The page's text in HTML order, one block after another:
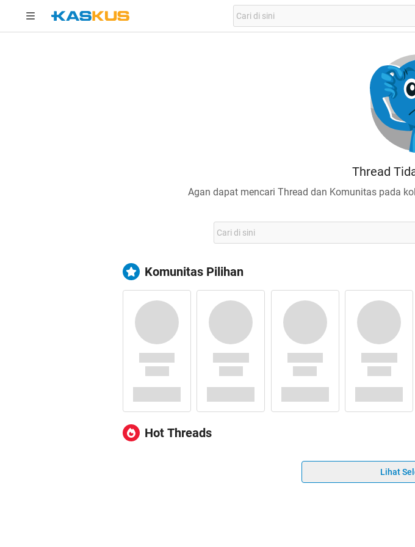
Thread
Agan dapat mencari Thread dan Komunitas pada
Komunitas Pilihan
Hot Threads
Lihat